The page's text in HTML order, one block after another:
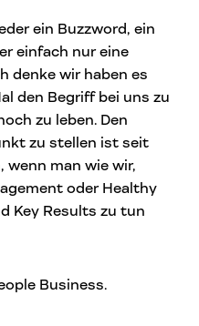
ein Buzzword, ein
einfach nur eine
denke wir haben es
den Begriff bei uns zu
zu leben. Den
zu stellen ist seit
wenn man wie wir,
oder Healthy
Key Results zu tun
Business.